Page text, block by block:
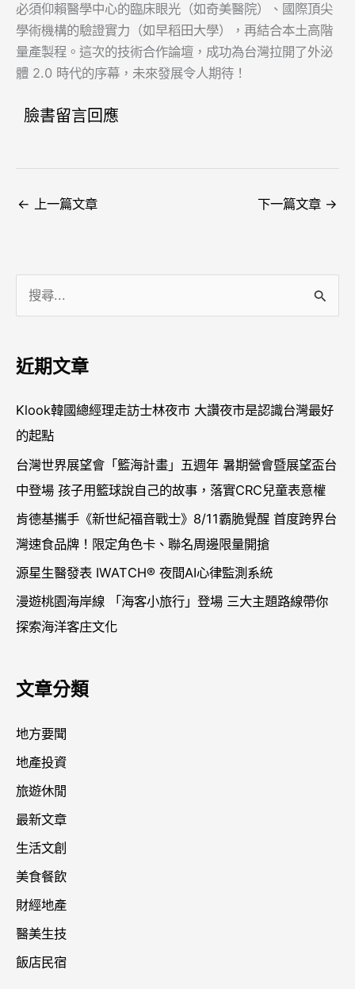
必須仰賴醫學中心的臨床眼光（如奇美醫院）、國際頂尖
學術機構的驗證實力（如早稻田大學），再結合本土高階
量產製程。這次的技術合作論壇，成功為台灣拉開了外泌
體 2.0 時代的序幕，未來發展令人期待！
臉書留言回應
← 上一篇文章 下一篇文章 →
鍵
:
近期文章
Klook韓國總經理走訪士林夜市 大讚夜市是認識台灣最好
的起點
台灣世界展望會「籃海計畫」五週年 暑期營會暨展望盃台
中登場 孩子用籃球說自己的故事，落實CRC兒童表意權
肯德基攜手《新世紀福音戰士》8/11霸脆覺醒 首度跨界台
灣速食品牌！限定角色卡、聯名周邊限量開搶
源星生醫發表 IWATCH® 夜間AI心律監測系統
漫遊桃園海岸線 「海客小旅行」登場 三大主題路線帶你
探索海洋客庄文化
文章分類
地方要聞
地產投資
旅遊休閒
最新文章
生活文創
美食餐飲
財經地產
醫美生技
飯店民宿